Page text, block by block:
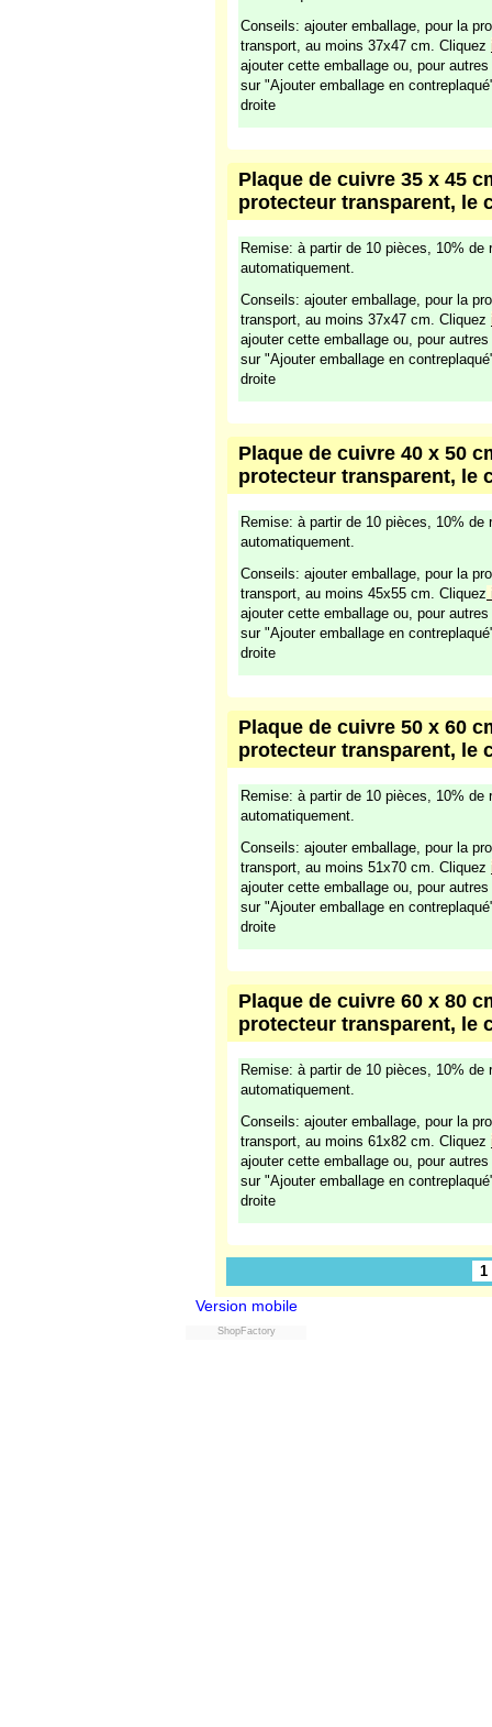
Conseils: ajouter emballage, pour la
transport, au moins 37x47 cm. Cliquez
ajouter cette emballage ou, pour
sur "Ajouter emballage en
droite
Plaque de cuivre 35 x 45
protecteur transparent, le
Remise: à partir de 10 pièces, 10% de
automatiquement.
Conseils: ajouter emballage, pour la
transport, au moins 37x47 cm. Cliquez
ajouter cette emballage ou, pour
sur "Ajouter emballage en
droite
Plaque de cuivre 40 x 50
protecteur transparent, le
Remise: à partir de 10 pièces, 10% de
automatiquement.
Conseils: ajouter emballage, pour la
transport, au moins 45x55 cm. Cliquez
ajouter cette emballage ou, pour
sur "Ajouter emballage en
droite
Plaque de cuivre 50 x 60
protecteur transparent, le
Remise: à partir de 10 pièces, 10% de
automatiquement.
Conseils: ajouter emballage, pour la
transport, au moins 51x70 cm. Cliquez
ajouter cette emballage ou, pour
sur "Ajouter emballage en
droite
Plaque de cuivre 60 x 80
protecteur transparent, le
Remise: à partir de 10 pièces, 10% de
automatiquement.
Conseils: ajouter emballage, pour la
transport, au moins 61x82 cm. Cliquez
ajouter cette emballage ou, pour
sur "Ajouter emballage en
droite
1
Version mobile
ShopFactory